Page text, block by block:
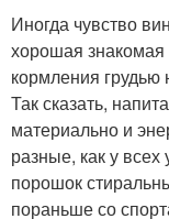
Иногда чувство
хорошая знакомая
кормления грудью
Так сказать,
материально и
разные, как у
порошок
пораньше со